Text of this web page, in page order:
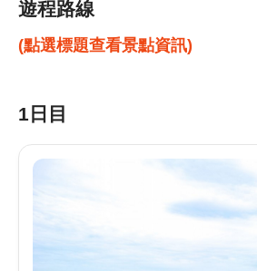
遊程路線
(點選標題查看景點資訊)
1日目